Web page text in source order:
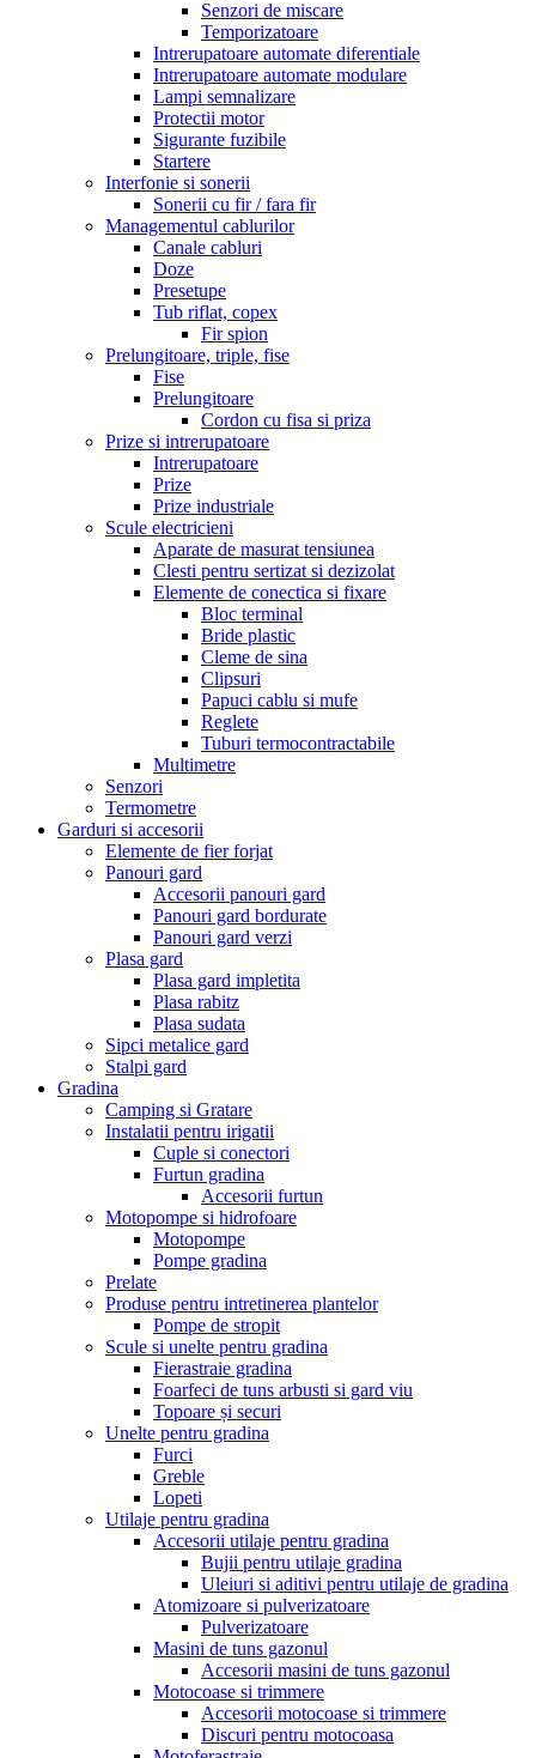
Senzori de miscare
Temporizatoare
Intrerupatoare automate diferentiale
Intrerupatoare automate modulare
Lampi semnalizare
Protectii motor
Sigurante fuzibile
Startere
Interfonie si sonerii
Sonerii cu fir / fara fir
Managementul cablurilor
Canale cabluri
Doze
Presetupe
Tub riflat, copex
Fir spion
Prelungitoare, triple, fise
Fise
Prelungitoare
Cordon cu fisa si priza
Prize si intrerupatoare
Intrerupatoare
Prize
Prize industriale
Scule electricieni
Aparate de masurat tensiunea
Clesti pentru sertizat si dezizolat
Elemente de conectica si fixare
Bloc terminal
Bride plastic
Cleme de sina
Clipsuri
Papuci cablu si mufe
Reglete
Tuburi termocontractabile
Multimetre
Senzori
Termometre
Garduri si accesorii
Elemente de fier forjat
Panouri gard
Accesorii panouri gard
Panouri gard bordurate
Panouri gard verzi
Plasa gard
Plasa gard impletita
Plasa rabitz
Plasa sudata
Sipci metalice gard
Stalpi gard
Gradina
Camping si Gratare
Instalatii pentru irigatii
Cuple si conectori
Furtun gradina
Accesorii furtun
Motopompe si hidrofoare
Motopompe
Pompe gradina
Prelate
Produse pentru intretinerea plantelor
Pompe de stropit
Scule si unelte pentru gradina
Fierastraie gradina
Foarfeci de tuns arbusti si gard viu
Topoare și securi
Unelte pentru gradina
Furci
Greble
Lopeti
Utilaje pentru gradina
Accesorii utilaje pentru gradina
Bujii pentru utilaje gradina
Uleiuri si aditivi pentru utilaje de gradina
Atomizoare si pulverizatoare
Pulverizatoare
Masini de tuns gazonul
Accesorii masini de tuns gazonul
Motocoase si trimmere
Accesorii motocoase si trimmere
Discuri pentru motocoasa